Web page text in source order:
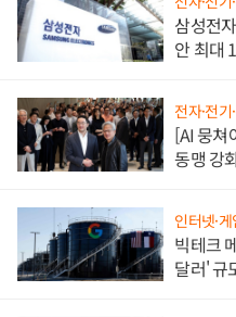
삼성전
안 최대
전자·전기
[AI 뭉쳐
동맹 강
인터넷·
빅테크
달러' 규